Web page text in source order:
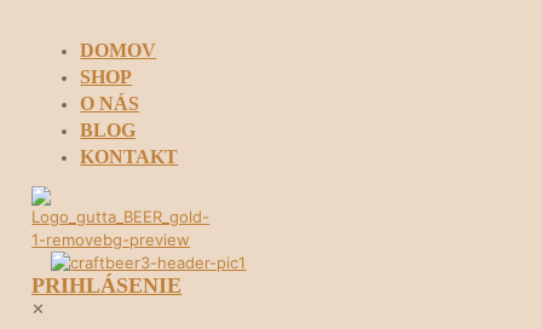
DOMOV
SHOP
O NÁS
BLOG
KONTAKT
PRIHLÁSENIE
✕